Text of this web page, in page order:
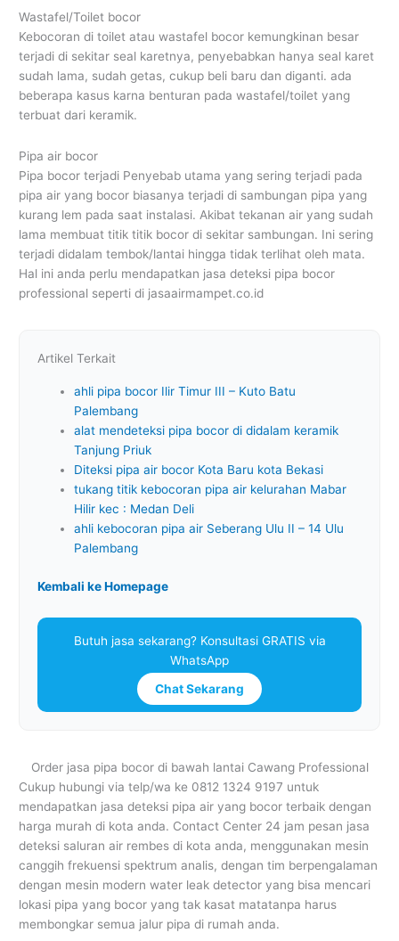
Wastafel/Toilet bocor
Kebocoran di toilet atau wastafel bocor kemungkinan besar
terjadi di sekitar seal karetnya, penyebabkan hanya seal karet
sudah lama, sudah getas, cukup beli baru dan diganti. ada
beberapa kasus karna benturan pada wastafel/toilet yang
terbuat dari keramik.
Pipa air bocor
Pipa bocor terjadi Penyebab utama yang sering terjadi pada
pipa air yang bocor biasanya terjadi di sambungan pipa yang
kurang lem pada saat instalasi. Akibat tekanan air yang sudah
lama membuat titik titik bocor di sekitar sambungan. Ini sering
terjadi didalam tembok/lantai hingga tidak terlihat oleh mata.
Hal ini anda perlu mendapatkan jasa deteksi pipa bocor
professional seperti di jasaairmampet.co.id
Artikel Terkait
ahli pipa bocor Ilir Timur III – Kuto Batu
Palembang
alat mendeteksi pipa bocor di didalam keramik
Tanjung Priuk
Diteksi pipa air bocor Kota Baru kota Bekasi
tukang titik kebocoran pipa air kelurahan Mabar
Hilir kec : Medan Deli
ahli kebocoran pipa air Seberang Ulu II – 14 Ulu
Palembang
Kembali ke Homepage
Butuh jasa sekarang? Konsultasi GRATIS via
WhatsApp
Chat Sekarang
Order jasa pipa bocor di bawah lantai Cawang Professional
Cukup hubungi via telp/wa ke 0812 1324 9197 untuk
mendapatkan jasa deteksi pipa air yang bocor terbaik dengan
harga murah di kota anda. Contact Center 24 jam pesan jasa
deteksi saluran air rembes di kota anda, menggunakan mesin
canggih frekuensi spektrum analis, dengan tim berpengalaman
dengan mesin modern water leak detector yang bisa mencari
lokasi pipa yang bocor yang tak kasat matatanpa harus
membongkar semua jalur pipa di rumah anda.